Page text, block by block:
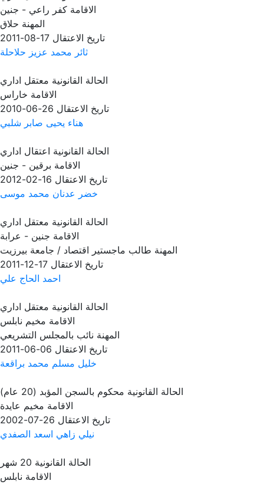
الاقامة كفر راعي - جنين
المهنة حلاق
تاريخ الاعتقال 17-08-2011
ثائر محمد عزيز حلاحلة
الحالة القانونية معتقل اداري
الاقامة خاراس
تاريخ الاعتقال 26-06-2010
هناء يحيى صابر شلبي
الحالة القانونية اعتقال اداري
الاقامة برقين - جنين
تاريخ الاعتقال 16-02-2012
خضر عدنان محمد موسى
الحالة القانونية معتقل اداري
الاقامة جنين - عرابة
المهنة طالب ماجستير اقتصاد / جامعة بيرزيت
تاريخ الاعتقال 17-12-2011
احمد الحاج علي
الحالة القانونية معتقل اداري
الاقامة مخيم نابلس
المهنة نائب بالمجلس التشريعي
تاريخ الاعتقال 06-06-2011
خليل مسلم محمد براقعة
الحالة القانونية محكوم بالسجن المؤبد (20 عام)
الاقامة مخيم عايدة
تاريخ الاعتقال 26-07-2002
نيلي زاهي اسعد الصفدي
الحالة القانونية 20 شهر
الاقامة نابلس